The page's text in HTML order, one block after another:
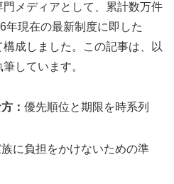
メディアとして、累計数万件
年現在の最新制度に即した
構成しました。この記事は、以
しています。
：優先順位と期限を時系列
に負担をかけないための準